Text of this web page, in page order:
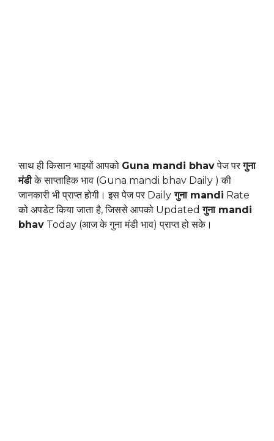
साथ ही किसान भाइयों आपको Guna mandi bhavपेज परगुना
मंडीके साप्ताहिक भाव (Guna mandi bhav Daily ) की
जानकारी भी प्राप्त होगी। इस पेज पर Daily गुना mandi Rate
को अपडेट किया जाता है, जिससे आपको Updatedगुना mandi
bhav Today (आज के गुना मंडी भाव) प्राप्त हो सके।